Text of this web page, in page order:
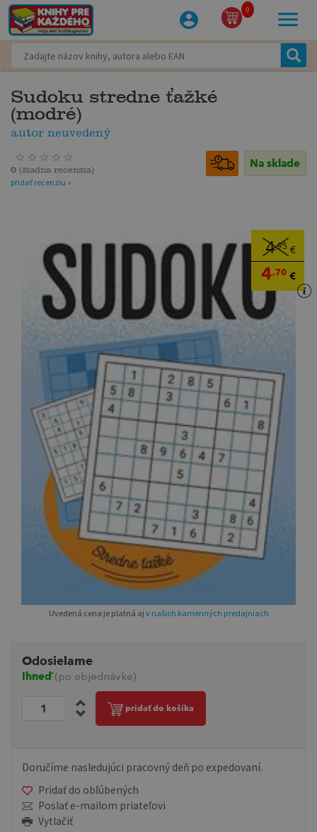
0
Sudoku stredne ťažké
(modré)
autor neuvedený
Na sklade
0 (žiadna recenzia)
pridať recenziu »
4,95 €
4,70 €
Uvedená cena je platná aj v našich kamenných predajniach
Odosielame
Ihneď(po objednávke)
pridať do košíka
Doručíme nasledujúci pracovný deň po expedovaní.
Pridať do obľúbených
Poslať e-mailom priateľovi
Vytlačiť